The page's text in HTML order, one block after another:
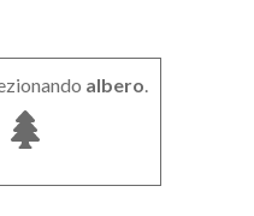
albero.